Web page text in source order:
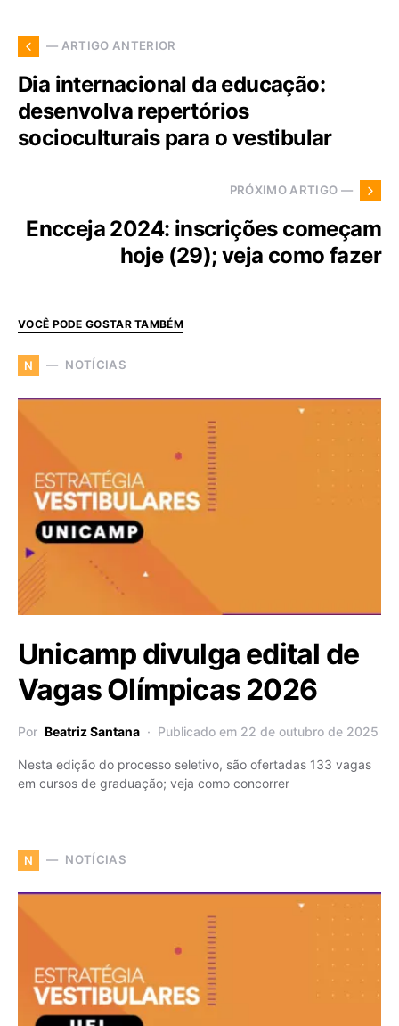
— ARTIGO ANTERIOR
Dia internacional da educação:
desenvolva repertórios
socioculturais para o vestibular
PRÓXIMO ARTIGO —
Encceja 2024: inscrições começam
hoje (29); veja como fazer
VOCÊ PODE GOSTAR TAMBÉM
N NOTÍCIAS
Unicamp divulga edital de
Vagas Olímpicas 2026
Por Beatriz Santana Publicado em 22 de outubro de 2025
Nesta edição do processo seletivo, são ofertadas 133 vagas
em cursos de graduação; veja como concorrer
N NOTÍCIAS